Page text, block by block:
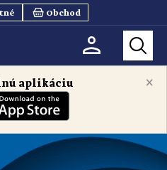
Obchod
×
aplikáciu